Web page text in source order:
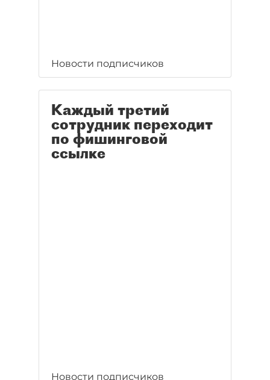
Новости подписчиков
Каждый третий
сотрудник переходит
по фишинговой
ссылке
Новости подписчиков